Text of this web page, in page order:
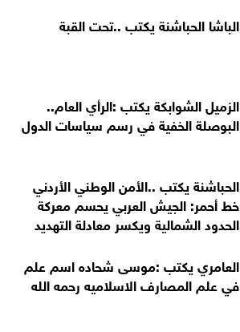
الباشا الحباشنة يكتب ..تحت القبة
الزميل الشوابكة يكتب :الرأي العام..
البوصلة الخفية في رسم سياسات الدول
الحباشنة يكتب ..الأمن الوطني الأردني
خط أحمر: الجيش العربي يحسم معركة
الحدود الشمالية ويكسر معادلة التهديد
العامري يكتب :موسى شحاده اسم علم
في علم المصارف الاسلاميه رحمه الله